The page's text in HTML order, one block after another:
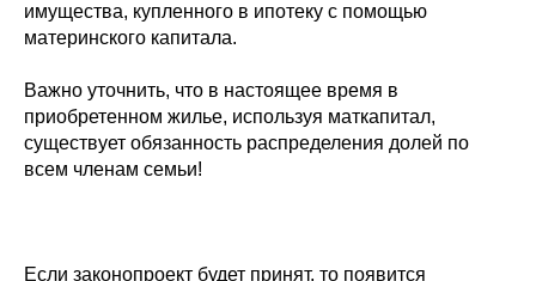
имущества, купленного в ипотеку с помощью
материнского капитала.
Важно уточнить, что в настоящее время в
приобретенном жилье, используя маткапитал,
существует обязанность распределения долей по
всем членам семьи!
Если законопроект будет принят, то появится